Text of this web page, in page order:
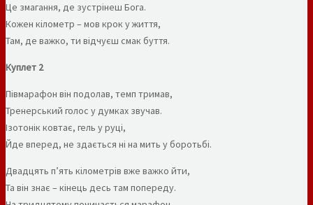
Це змагання, де зустрінеш Бога.
Кожен кілометр – мов крок у життя,
Там, де важко, ти відчуєш смак буття.
Куплет 2
Півмарафон він подолав, темп тримав,
Тренерський голос у думках звучав.
Ізотонік ковтає, гель у руці,
Йде вперед, не здається ні на мить у боротьбі.
Двадцять п’ять кілометрів вже важко йти,
Та він знає – кінець десь там попереду.